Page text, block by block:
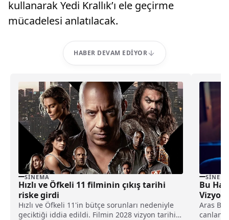
kullanarak Yedi Krallık’ı ele geçirme
mücadelesi anlatılacak.
HABER DEVAM EDIYOR
SINEMA
Hızlı ve Öfkeli 11 filminin çıkış tarihi
riske girdi
Hızlı ve Öfkeli 11'in bütçe sorunları nedeniyle
geciktiği iddia edildi. Filmin 2028 vizyon tarihi
Bu
Aras